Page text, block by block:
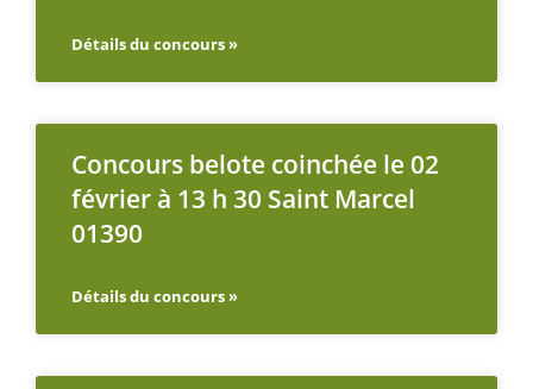
Détails du concours »
Concours belote coinchée le 02
février à 13 h 30 Saint Marcel
01390
Détails du concours »